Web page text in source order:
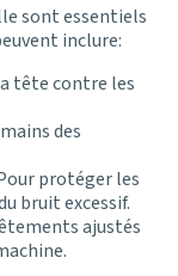
sont essentiels
inclure:
tête contre les
des
protéger les
bruit excessif.
ajustés